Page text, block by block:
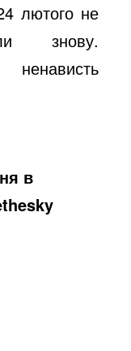
лютого не
знову.
в